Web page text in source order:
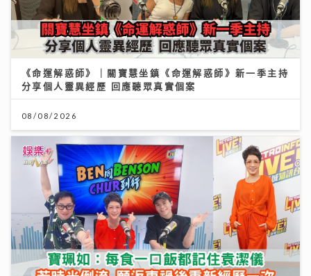
《命運解惑師》｜關寶慧坐鎮《命運解惑師》新一季主持
分享個人靈異經歷 回應聽眾真實個案
08/08/2026